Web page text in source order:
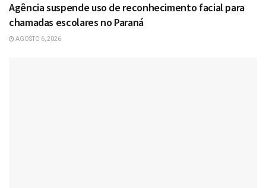
Agência suspende uso de reconhecimento facial para
chamadas escolares no Paraná
AGOSTO 6, 2026